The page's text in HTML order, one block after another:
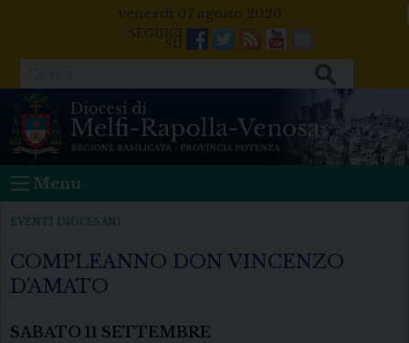
venerdì 07 agosto 2026
Facebook
Twitter
FeedsYoutube
Mail
Menu
EVENTI DIOCESANI
COMPLEANNO DON VINCENZO
D’AMATO
SABATO 11 SETTEMBRE